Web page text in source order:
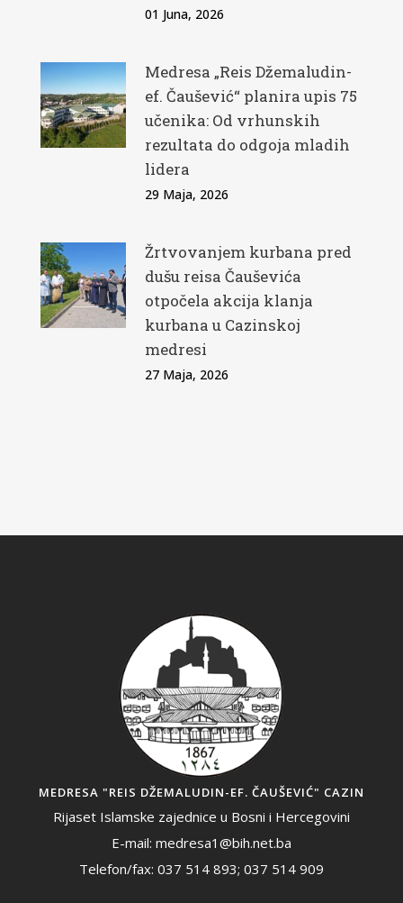
01 Juna, 2026
Medresa „Reis Džemaludin-
ef. Čaušević“ planira upis 75
učenika: Od vrhunskih
rezultata do odgoja mladih
lidera
29 Maja, 2026
Žrtvovanjem kurbana pred
dušu reisa Čauševića
otpočela akcija klanja
kurbana u Cazinskoj
medresi
27 Maja, 2026
MEDRESA "REIS DŽEMALUDIN-EF. ČAUŠEVIĆ" CAZIN
Rijaset Islamske zajednice u Bosni i Hercegovini
E-mail: medresa1@bih.net.ba
Telefon/fax: 037 514 893; 037 514 909